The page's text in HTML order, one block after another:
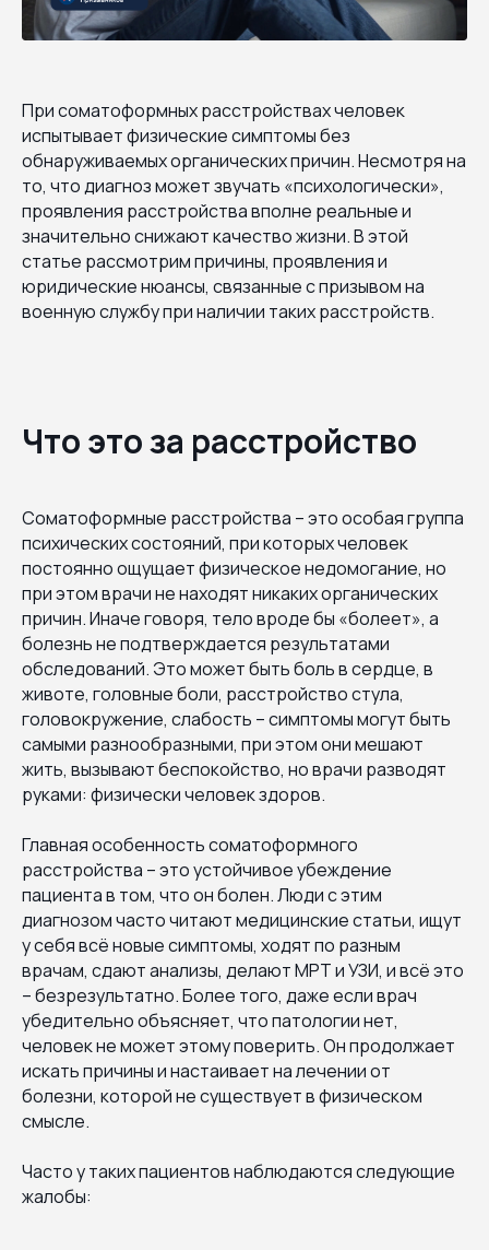
При соматоформных расстройствах человек
испытывает физические симптомы без
обнаруживаемых органических причин. Несмотря на
то, что диагноз может звучать «психологически»,
проявления расстройства вполне реальные и
значительно снижают качество жизни. В этой
статье рассмотрим причины, проявления и
юридические нюансы, связанные с призывом на
военную службу при наличии таких расстройств.
Что это за расстройство
Соматоформные расстройства – это особая группа
психических состояний, при которых человек
постоянно ощущает физическое недомогание, но
при этом врачи не находят никаких органических
причин. Иначе говоря, тело вроде бы «болеет», а
болезнь не подтверждается результатами
обследований. Это может быть боль в сердце, в
животе, головные боли, расстройство стула,
головокружение, слабость – симптомы могут быть
самыми разнообразными, при этом они мешают
жить, вызывают беспокойство, но врачи разводят
руками: физически человек здоров.
Главная особенность соматоформного
расстройства – это устойчивое убеждение
пациента в том, что он болен. Люди с этим
диагнозом часто читают медицинские статьи, ищут
у себя всё новые симптомы, ходят по разным
врачам, сдают анализы, делают МРТ и УЗИ, и всё это
– безрезультатно. Более того, даже если врач
убедительно объясняет, что патологии нет,
человек не может этому поверить. Он продолжает
искать причины и настаивает на лечении от
болезни, которой не существует в физическом
смысле.
Часто у таких пациентов наблюдаются следующие
жалобы: